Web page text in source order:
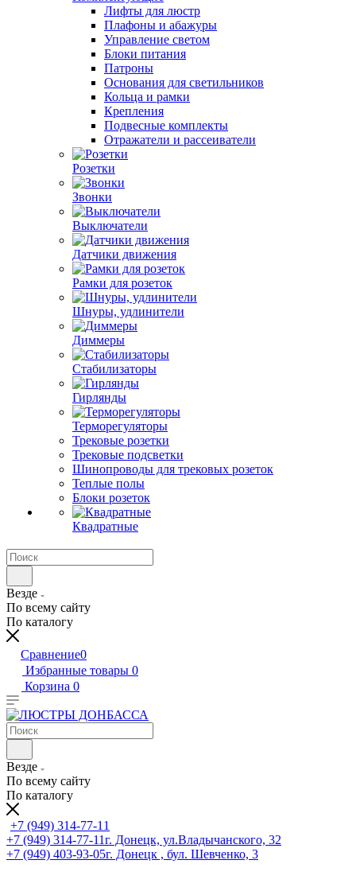
Лифты для люстр
Плафоны и абажуры
Управление светом
Блоки питания
Патроны
Основания для светильников
Кольца и рамки
Крепления
Подвесные комплекты
Отражатели и рассеиватели
Розетки
Звонки
Выключатели
Датчики движения
Рамки для розеток
Шнуры, удлинители
Диммеры
Стабилизаторы
Гирлянды
Терморегуляторы
Трековые розетки
Трековые подсветки
Шинопроводы для трековых розеток
Теплые полы
Блоки розеток
Квадратные
Везде
По всему сайту
По каталогу
Сравнение0
Избранные товары 0
Корзина 0
Везде
По всему сайту
По каталогу
+7 (949) 314-77-11
+7 (949) 314-77-11г. Донецк, ул.Владычанского, 32
+7 (949) 403-93-05г. Донецк , бул. Шевченко, 3